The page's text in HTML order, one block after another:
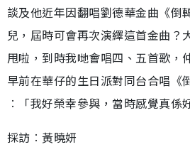
談及他近年因翻唱劉德華金曲《倒
兒，屆時可會再次演繹這首金曲？
甩啦，到時我哋會唱四、五首歌，
早前在華仔的生日派對同台合唱《
︰「我好榮幸參與，當時感覺真係
採訪︰黃曉妍